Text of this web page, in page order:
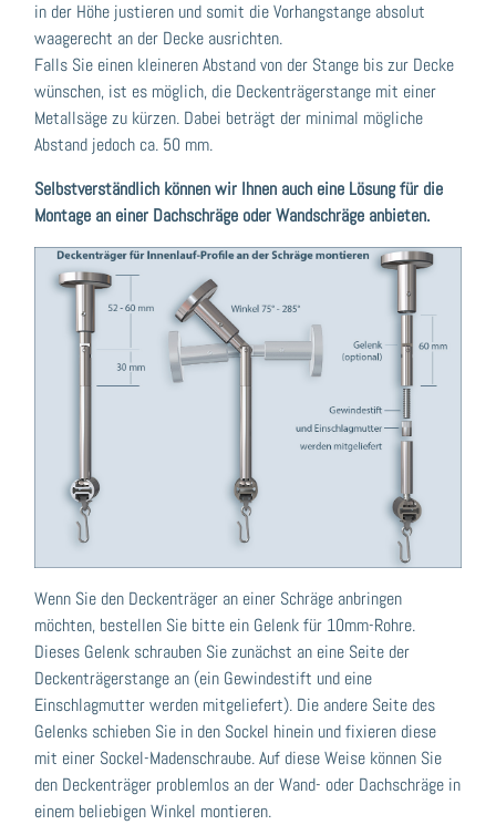
in der Höhe justieren und somit die Vorhangstange absolut
waagerecht an der Decke ausrichten.
Falls Sie einen kleineren Abstand von der Stange bis zur Decke
wünschen, ist es möglich, die Deckenträgerstange mit einer
Metallsäge zu kürzen. Dabei beträgt der minimal mögliche
Abstand jedoch ca. 50 mm.
Selbstverständlich können wir Ihnen auch eine Lösung für die
Montage an einer Dachschräge oder Wandschräge anbieten.
Wenn Sie den Deckenträger an einer Schräge anbringen
möchten, bestellen Sie bitte ein Gelenk für 10mm-Rohre.
Dieses Gelenk schrauben Sie zunächst an eine Seite der
Deckenträgerstange an (ein Gewindestift und eine
Einschlagmutter werden mitgeliefert). Die andere Seite des
Gelenks schieben Sie in den Sockel hinein und fixieren diese
mit einer Sockel-Madenschraube. Auf diese Weise können Sie
den Deckenträger problemlos an der Wand- oder Dachschräge in
einem beliebigen Winkel montieren.